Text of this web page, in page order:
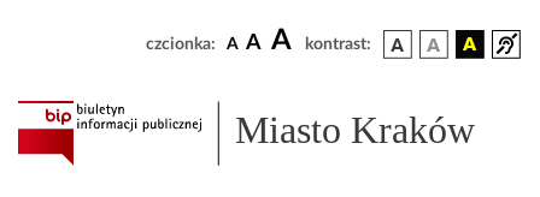
czcionka: A A A kontrast:
Miasto Kraków